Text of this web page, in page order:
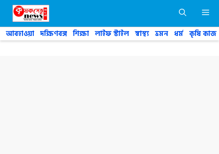
Skip
content
আবহাওয়া দক্ষিণবঙ্গ শিক্ষা লাইফ স্টাইল স্বাস্থ্য ভ্রমন ধর্ম কৃষি কাজ